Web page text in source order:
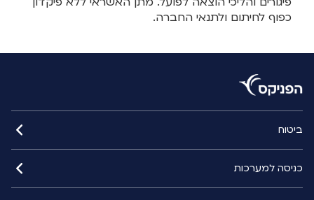
כפוף לחיתום ולתנאי החברה.
ביטוח
כניסה למערכות